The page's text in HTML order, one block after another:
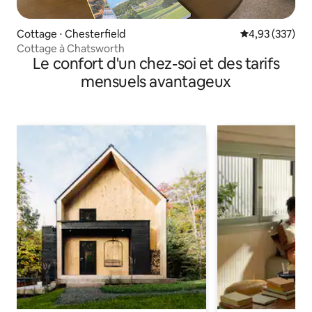
Cottage ⋅ Chesterfield Évaluation
4,93 (337)
Cottage à Chatsworth
Le confort d'un chez-soi et des tarifs
mensuels avantageux